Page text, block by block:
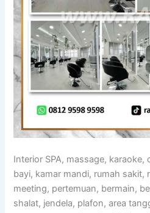
Interior SPA, massage, karaoke,
bayi, kamar mandi, rumah sakit,
meeting, pertemuan, bermain,
shalat, jendela, plafon, area